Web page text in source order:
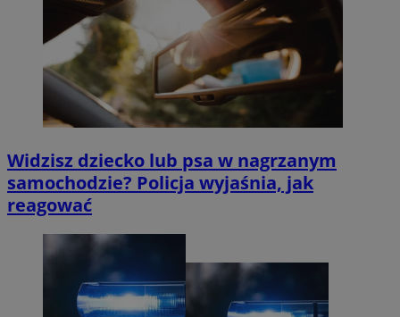
Widzisz dziecko lub psa w nagrzanym
samochodzie? Policja wyjaśnia, jak
reagować